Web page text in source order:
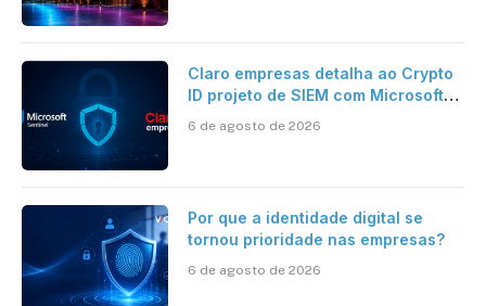
Claro empresas detalha ao Crypto
ID projeto de SIEM com Microsoft
automatizada
6 de agosto de 2026
Por que a identidade digital se
tornou prioridade nas empresas?
6 de agosto de 2026